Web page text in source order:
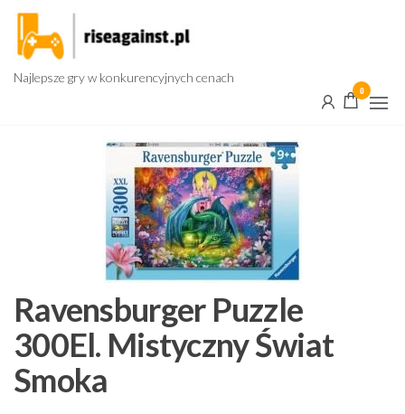
Przejdź
treści
Najlepsze gry w konkurencyjnych cenach
0
Ravensburger Puzzle
300El. Mistyczny Świat
Smoka